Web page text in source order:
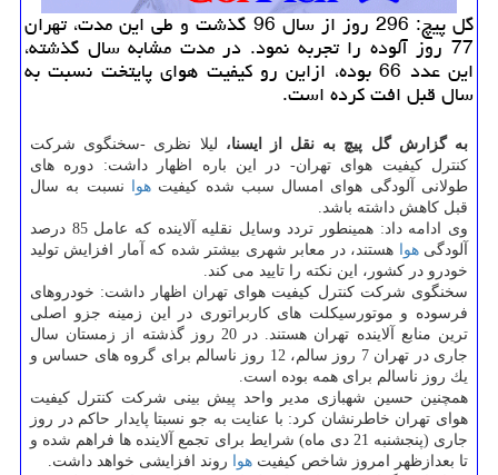
گل پیچ: 296 روز از سال 96 گذشت و طی این مدت، تهران
77 روز آلوده را تجربه نمود. در مدت مشابه سال گذشته،
این عدد 66 بوده، ازاین رو كیفیت هوای پایتخت نسبت به
سال قبل افت كرده است.
به گزارش گل پیچ به نقل از ایسنا، لیلا نظری -سخنگوی شركت
كنترل كیفیت هوای تهران- در این باره اظهار داشت: دوره های
طولانی آلودگی هوای امسال سبب شده كیفیتهوا
نسبت به سال
قبل كاهش داشته باشد.
وی ادامه داد: همینطور تردد وسایل نقلیه آلاینده كه عامل 85 درصد
آلودگیهوا
هستند، در معابر شهری بیشتر شده كه آمار افزایش تولید
خودرو در كشور، این نكته را تایید می كند.
سخنگوی شركت كنترل كیفیت هوای تهران اظهار داشت: خودروهای
فرسوده و موتورسیكلت های كاربراتوری در این زمینه جزو اصلی
ترین منابع آلاینده تهران هستند. در 20 روز گذشته از زمستان سال
جاری در تهران 7 روز سالم، 12 روز ناسالم برای گروه های حساس و
یك روز ناسالم برای همه بوده است.
همچنین حسین شهبازی مدیر واحد پیش بینی شركت كنترل كیفیت
هوای تهران خاطرنشان كرد: با عنایت به جو نسبتا پایدار حاكم در روز
جاری (پنجشنبه 21 دی ماه) شرایط برای تجمع آلاینده ها فراهم شده و
تا بعدازظهر امروز شاخص كیفیت هوا
روند افزایشی خواهد داشت.